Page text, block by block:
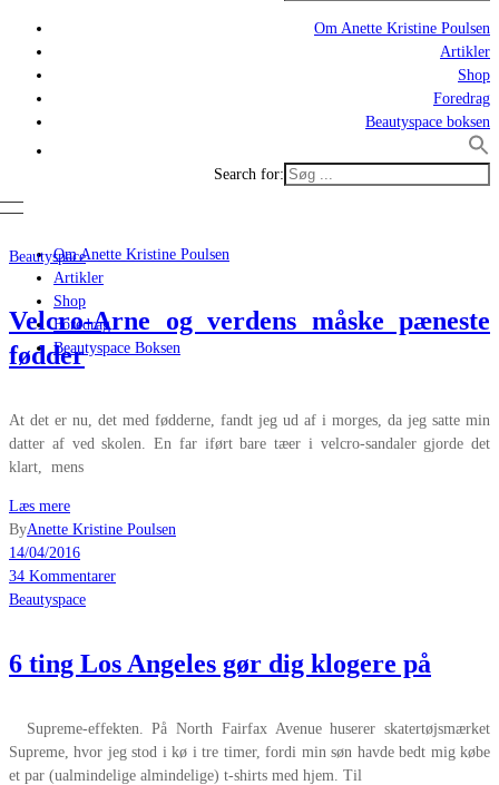
Om Anette Kristine Poulsen
Artikler
Shop
Foredrag
Beautyspace boksen
Search for:
Om Anette Kristine Poulsen
Artikler
Shop
Foredrag
Beautyspace Boksen
Beautyspace
Velcro-Arne og verdens måske pæneste
fødder
At det er nu, det med fødderne, fandt jeg ud af i morges, da jeg satte min
datter af ved skolen. En far iført bare tæer i velcro-sandaler gjorde det
klart, mens
Læs mere
ByAnette Kristine Poulsen
14/04/2016
34 Kommentarer
Beautyspace
6 ting Los Angeles gør dig klogere på
Supreme-effekten. På North Fairfax Avenue huserer skatertøjsmærket
Supreme, hvor jeg stod i kø i tre timer, fordi min søn havde bedt mig købe
et par (ualmindelige almindelige) t-shirts med hjem. Til